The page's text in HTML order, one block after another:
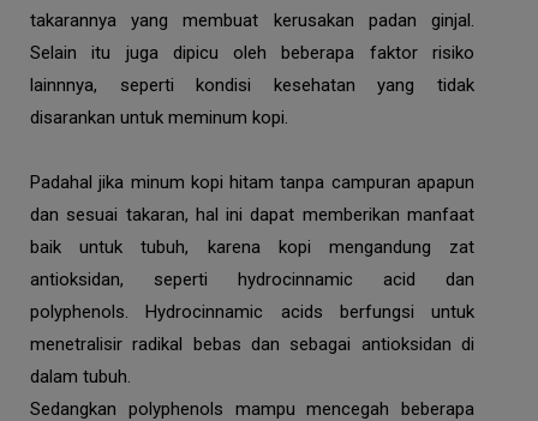
takarannya yang membuat kerusakan padan ginjal.
Selain itu juga dipicu oleh beberapa faktor risiko
lainnnya, seperti kondisi kesehatan yang tidak
disarankan untuk meminum kopi.
Padahal jika minum kopi hitam tanpa campuran apapun
dan sesuai takaran, hal ini dapat memberikan manfaat
baik untuk tubuh, karena kopi mengandung zat
antioksidan, seperti hydrocinnamic acid dan
polyphenols. Hydrocinnamic acids berfungsi untuk
menetralisir radikal bebas dan sebagai antioksidan di
dalam tubuh.
Sedangkan polyphenols mampu mencegah beberapa